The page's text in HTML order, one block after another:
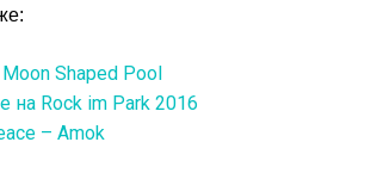
Shaped Pool
на Rock im Park 2016
– Amok